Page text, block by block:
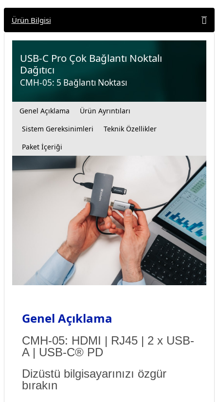
Ürün Bilgisi
USB-C Pro Çok Bağlantı Noktalı
Dağıtıcı
CMH-05: 5 Bağlantı Noktası
Genel Açıklama
Ürün Ayrıntıları
Sistem Gereksinimleri
Teknik Özellikler
Paket İçeriği
Genel Açıklama
CMH-05: HDMI | RJ45 | 2 x USB-
A | USB-C® PD
Dizüstü bilgisayarınızı özgür
bırakın